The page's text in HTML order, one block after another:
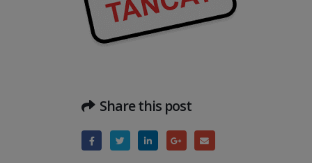
Share this post